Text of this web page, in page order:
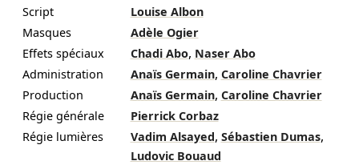
Script
Louise Albon
Masques
Adèle Ogier
Effets spéciaux
Chadi Abo, Naser Abo
Administration
Anaïs Germain, Caroline Chavrier
Production
Anaïs Germain, Caroline Chavrier
Régie générale
Pierrick Corbaz
Régie lumières
Vadim Alsayed, Sébastien Dumas,
Ludovic Bouaud